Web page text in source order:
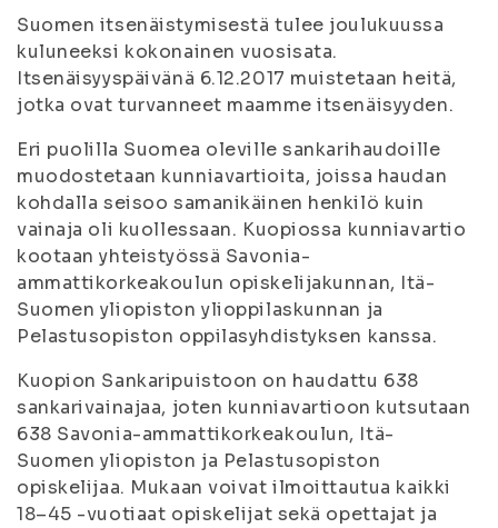
Suomen itsenäistymisestä tulee joulukuussa
kuluneeksi kokonainen vuosisata.
Itsenäisyyspäivänä 6.12.2017 muistetaan heitä,
jotka ovat turvanneet maamme itsenäisyyden.
Eri puolilla Suomea oleville sankarihaudoille
muodostetaan kunniavartioita, joissa haudan
kohdalla seisoo samanikäinen henkilö kuin
vainaja oli kuollessaan. Kuopiossa kunniavartio
kootaan yhteistyössä Savonia-
ammattikorkeakoulun opiskelijakunnan, Itä-
Suomen yliopiston ylioppilaskunnan ja
Pelastusopiston oppilasyhdistyksen kanssa.
Kuopion Sankaripuistoon on haudattu 638
sankarivainajaa, joten kunniavartioon kutsutaan
638 Savonia-ammattikorkeakoulun, Itä-
Suomen yliopiston ja Pelastusopiston
opiskelijaa. Mukaan voivat ilmoittautua kaikki
18–45 -vuotiaat opiskelijat sekä opettajat ja